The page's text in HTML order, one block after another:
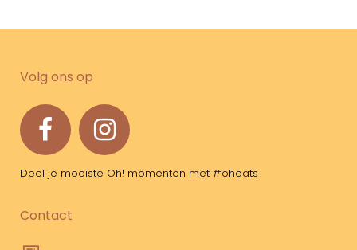
Volg ons op
Deel je mooiste Oh! momenten met #ohoats
Contact